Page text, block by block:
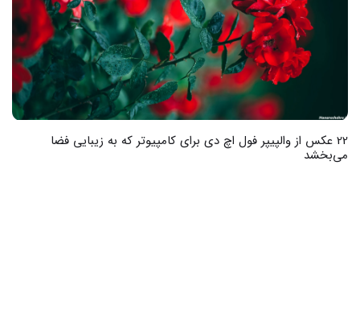
35 عکس از فیلم ترسناک کینه که شما را می‌ترساند